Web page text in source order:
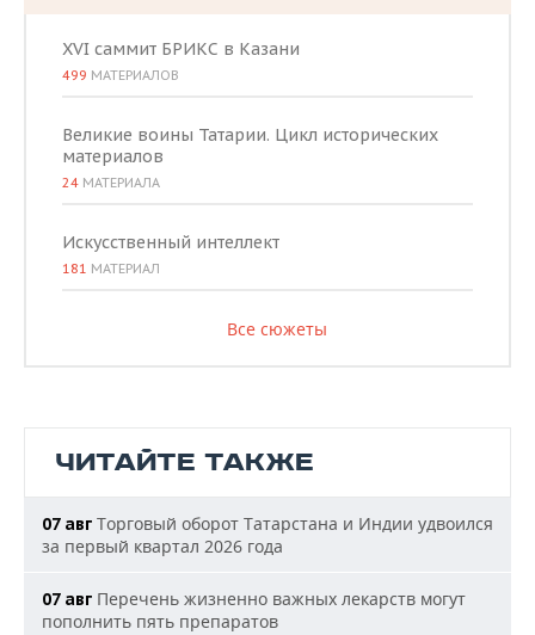
XVI саммит БРИКС в Казани
499 МАТЕРИАЛОВ
Великие воины Татарии. Цикл исторических
материалов
24 МАТЕРИАЛА
Искусственный интеллект
181 МАТЕРИАЛ
Все сюжеты
ЧИТАЙТЕ ТАКЖЕ
07 авг Торговый оборот Татарстана и Индии удвоился
за первый квартал 2026 года
07 авг Перечень жизненно важных лекарств могут
пополнить пять препаратов